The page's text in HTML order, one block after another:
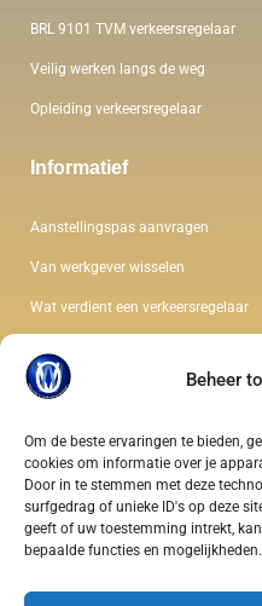
Beheer
Om de beste ervaringen te bieden,
cookies om informatie over je
Door in te stemmen met deze
surfgedrag of unieke ID's op deze
geeft of uw toestemming intrekt,
bepaalde functies en mogelijkheden.
BRL 9101 TVM verkeersregelaar
Veilig werken langs de weg
Opleiding verkeersregelaar
Informatief
Aanstellingspas aanvragen
Van werkgever wisselen
Wat verdient een verkeersregelaar
Wet en regelgeving verkeersregelaar
Gezondheidseisen verkeersregelaar